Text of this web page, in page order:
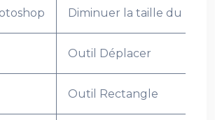
Diminuer la taille du
Outil Déplacer
Outil Rectangle